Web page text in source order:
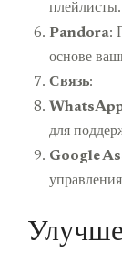
плейлисты.
Pandora:
основе
Связь:
для
Google